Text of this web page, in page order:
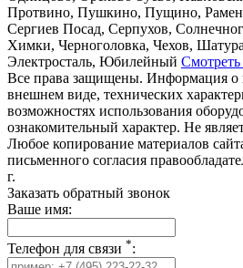
Протвино, Пушкино, Пущино,
Сергиев Посад, Серпухов,
Химки, Черноголовка, Чехов,
Электросталь, Юбилейный Смотреть
Все права защищены. Информация о
внешнем виде, технических
возможностях использования
ознакомительный характер. Не
Любое копирование материалов
письменного согласия
г.
Заказать обратный звонок
Ваше имя:
Телефон для связи *: